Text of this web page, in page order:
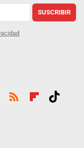
SUSCRIBIR